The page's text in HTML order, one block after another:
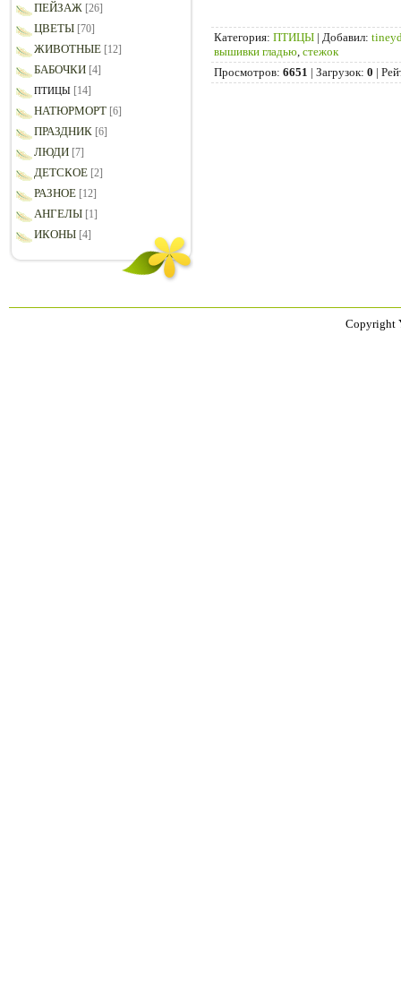
ПЕЙЗАЖ [26]
ЦВЕТЫ [70]
ЖИВОТНЫЕ [12]
БАБОЧКИ [4]
ПТИЦЫ [14]
НАТЮРМОРТ [6]
ПРАЗДНИК [6]
ЛЮДИ [7]
ДЕТСКОЕ [2]
РАЗНОЕ [12]
АНГЕЛЫ [1]
ИКОНЫ [4]
Категория: ПТИЦЫ | Добавил:
вышивки гладью стежок
Просмотров: 6651 | Загрузок: 0 |
Copyright